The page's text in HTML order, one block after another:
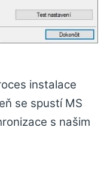
instalace
se spustí MS
s našim